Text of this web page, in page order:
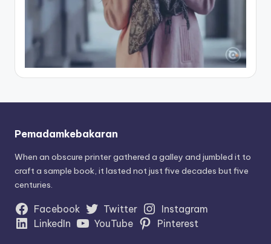
Pemadamkebakaran
When an obscure printer gathered a galley and jumbled it to
craft a sample book, it lasted not just five decades but five
centuries.
Facebook Twitter
Instagram
LinkedIn
YouTube Pinterest